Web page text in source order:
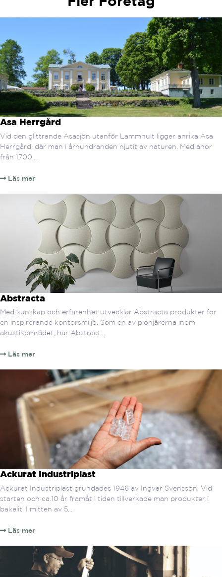
Asa Herrgård
Vid den glittrande Asasjön utanför Lammhult ligger anrika Asa
Herrgård, där man i århundranden njutit av naturen. Med anor
från 1700...
Läs mer
Abstracta
Med kunskap och erfarenhet utvecklar Abstracta produkter för
en inspirerande kontorsmiljö. Som en av pionjärerna inom
akustikområdet, har Abstract...
Läs mer
Ackurat Industriplast
Ackurat Industriplast grundades 1946 av Ingvar Svensson. Vid
starten och ca.10 år framåt i tiden tillverkade man produkter i
bakelit. I mitten av 5...
Läs mer